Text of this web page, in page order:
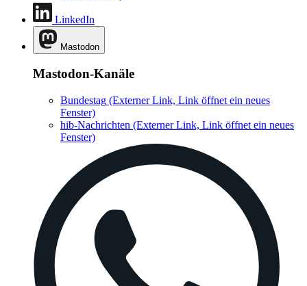
LinkedIn
Mastodon
Mastodon-Kanäle
Bundestag (Externer Link, Link öffnet ein neues
Fenster)
hib-Nachrichten (Externer Link, Link öffnet ein neues
Fenster)